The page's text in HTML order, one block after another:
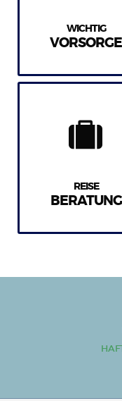
WICHTIG
VORSORGE
REISE
BERATUNG